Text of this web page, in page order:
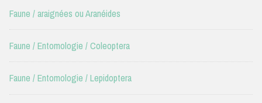
Faune / araignées ou Aranéides
Faune / Entomologie / Coleoptera
Faune / Entomologie / Lepidoptera